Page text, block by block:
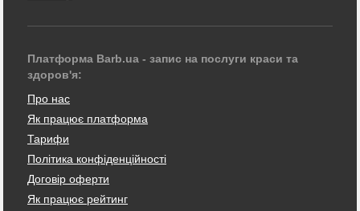
Платформа Barb.ua - запис на послуги краси та
здоров'я:
Про нас
Як працює платформа
Тарифи
Політика конфіденційності
Договір оферти
Як працює рейтинг